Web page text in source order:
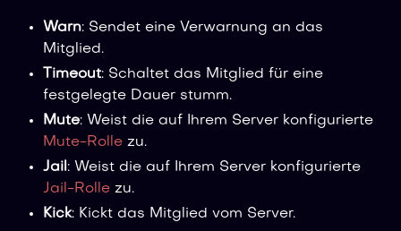
Warn: Sendet eine Verwarnung an das
Mitglied.
Timeout: Schaltet das Mitglied für eine
festgelegte Dauer stumm.
Mute: Weist die auf Ihrem Server konfigurierte
Mute-Rolle zu.
Jail: Weist die auf Ihrem Server konfigurierte
Jail-Rolle zu.
Kick: Kickt das Mitglied vom Server.